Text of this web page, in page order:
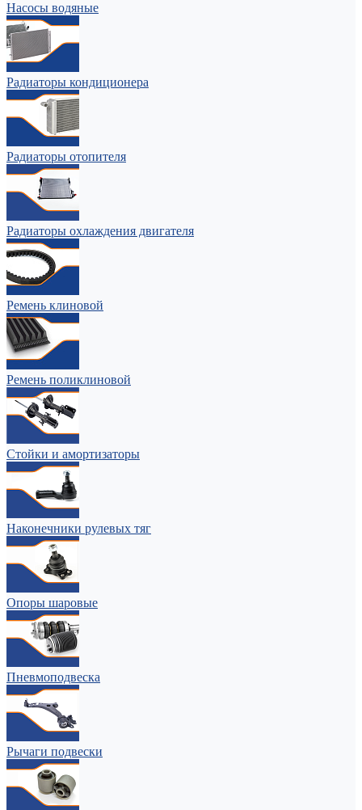
Насосы водяные
Радиаторы кондиционера
Радиаторы отопителя
Радиаторы охлаждения двигателя
Ремень клиновой
Ремень поликлиновой
Стойки и амортизаторы
Наконечники рулевых тяг
Опоры шаровые
Пневмоподвеска
Рычаги подвески